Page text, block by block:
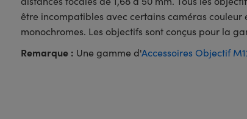
être incompatibles avec certains caméras
monochromes. Les objectifs sont conçus pour la
Remarque : Une gamme d'Accessoires Objectif